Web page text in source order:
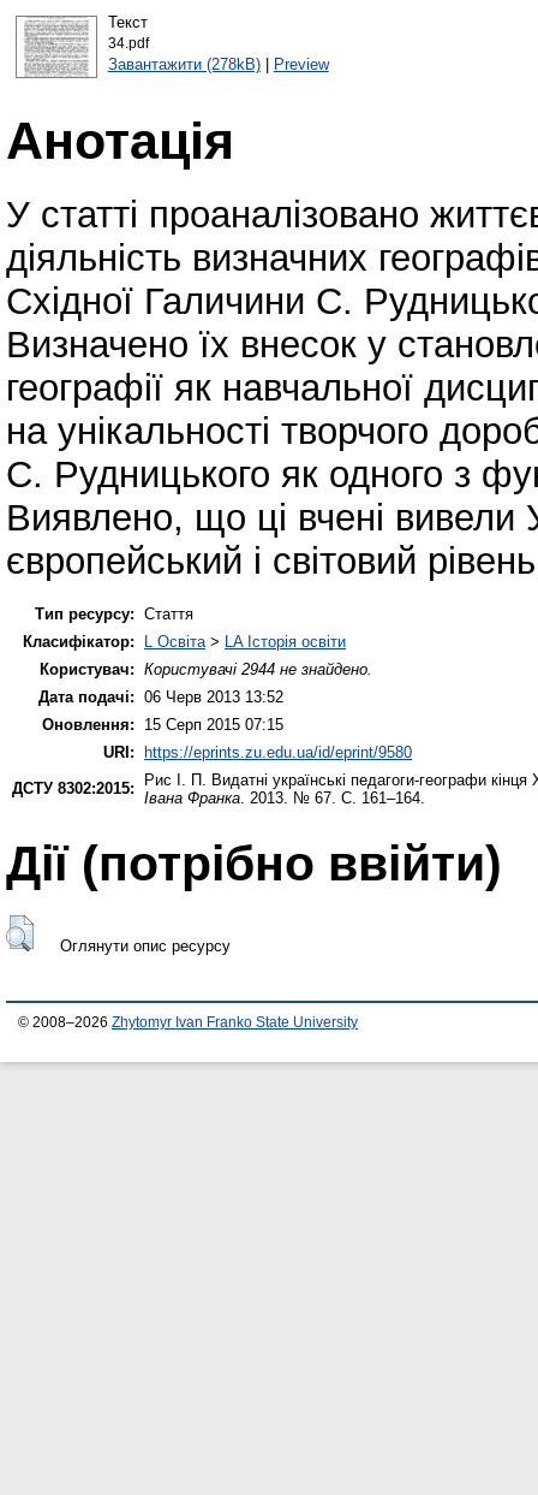
Текст
34.pdf
Завантажити (278kB)| Preview
Анотація
У статті проаналізовано
діяльність визначних
Східної Галичини С.
Визначено їх внесок у
географії як навчальної
на унікальності творчого
С. Рудницького як одного з
Виявлено, що ці вчені вивели
європейський і світовий
Тип ресурсу: Стаття
Класифікатор:
L Освіта > LA Історія освіти
Користувач: Користувачі 2944 не знайдено.
Дата подачі: 06 Черв 2013 13:52
Оновлення:
15 Серп 2015 07:15
URI: https://eprints.zu.edu.ua/id/eprint/9580
ДСТУ 8302:2015:
Рис І. П. Видатні українські педагоги-географи
Івана Франка . 2013. № 67. С. 161–164.
Дії ​​(потрібно ввійти)
Оглянути опис ресурсу
© 2008–2026 Zhytomyr Ivan Franko State University